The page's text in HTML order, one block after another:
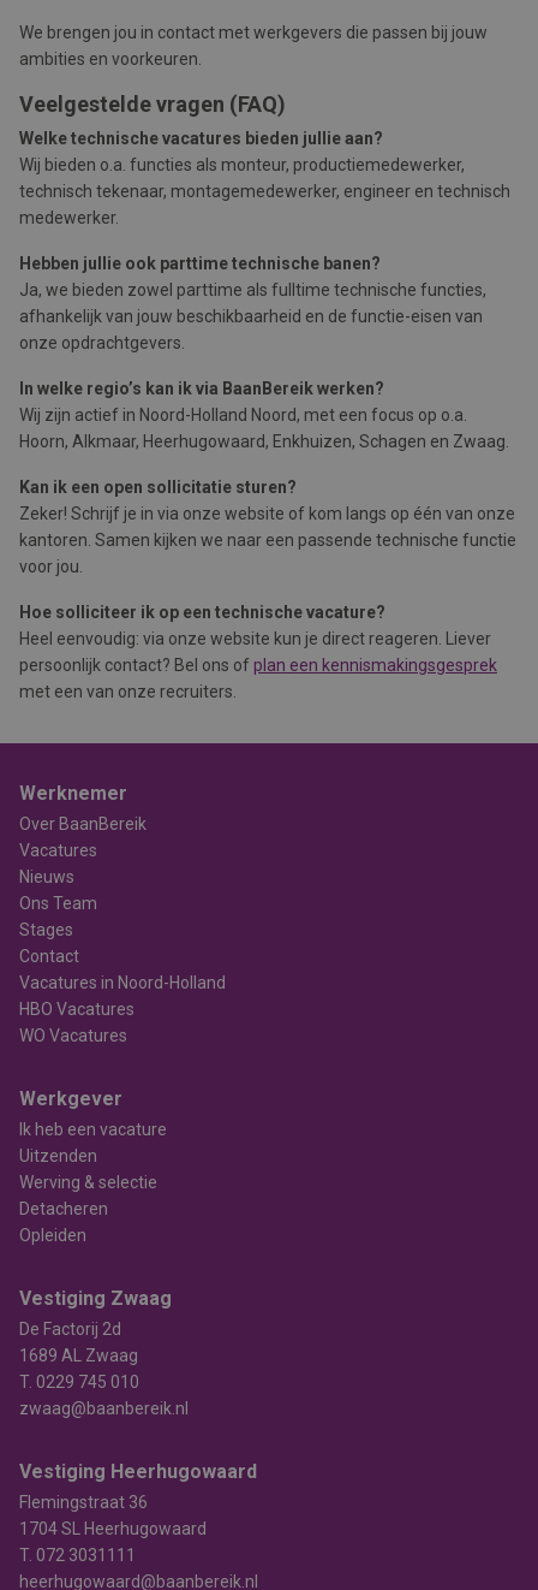
We brengen jou in contact met werkgevers die passen bij jouw
ambities en voorkeuren.
Veelgestelde vragen (FAQ)
Welke technische vacatures bieden jullie aan?
Wij bieden o.a. functies als monteur, productiemedewerker,
technisch tekenaar, montagemedewerker, engineer en technisch
medewerker.
Hebben jullie ook parttime technische banen?
Ja, we bieden zowel parttime als fulltime technische functies,
afhankelijk van jouw beschikbaarheid en de functie-eisen van
onze opdrachtgevers.
In welke regio’s kan ik via BaanBereik werken?
Wij zijn actief in Noord-Holland Noord, met een focus op o.a.
Hoorn, Alkmaar, Heerhugowaard, Enkhuizen, Schagen en Zwaag.
Kan ik een open sollicitatie sturen?
Zeker! Schrijf je in via onze website of kom langs op één van onze
kantoren. Samen kijken we naar een passende technische functie
voor jou.
Hoe solliciteer ik op een technische vacature?
Heel eenvoudig: via onze website kun je direct reageren. Liever
persoonlijk contact? Bel ons of plan een kennismakingsgesprek
met een van onze recruiters.
Werknemer
Over BaanBereik
Vacatures
Nieuws
Ons Team
Stages
Contact
Vacatures in Noord-Holland
HBO Vacatures
WO Vacatures
Werkgever
Ik heb een vacature
Uitzenden
Werving & selectie
Detacheren
Opleiden
Vestiging Zwaag
De Factorij 2d
1689 AL Zwaag
T. 0229 745 010
zwaag@baanbereik.nl
Vestiging Heerhugowaard
Flemingstraat 36
1704 SL Heerhugowaard
T. 072 3031111
heerhugowaard@baanbereik.nl